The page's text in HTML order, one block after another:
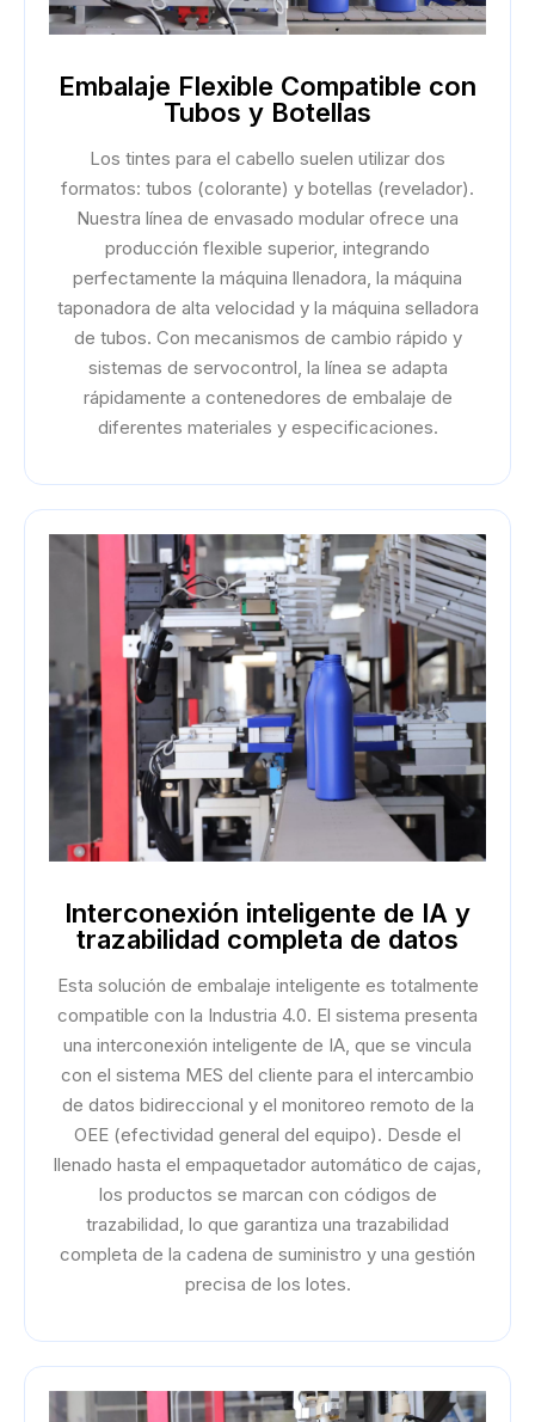
Embalaje Flexible Compatible con
Tubos y Botellas
Los tintes para el cabello suelen utilizar dos
formatos: tubos (colorante) y botellas (revelador).
Nuestra línea de envasado modular ofrece una
producción flexible superior, integrando
perfectamente la máquina llenadora, la máquina
taponadora de alta velocidad y la máquina selladora
de tubos. Con mecanismos de cambio rápido y
sistemas de servocontrol, la línea se adapta
rápidamente a contenedores de embalaje de
diferentes materiales y especificaciones.
Interconexión inteligente de IA y
trazabilidad completa de datos
Esta solución de embalaje inteligente es totalmente
compatible con la Industria 4.0. El sistema presenta
una interconexión inteligente de IA, que se vincula
con el sistema MES del cliente para el intercambio
de datos bidireccional y el monitoreo remoto de la
OEE (efectividad general del equipo). Desde el
llenado hasta el empaquetador automático de cajas,
los productos se marcan con códigos de
trazabilidad, lo que garantiza una trazabilidad
completa de la cadena de suministro y una gestión
precisa de los lotes.